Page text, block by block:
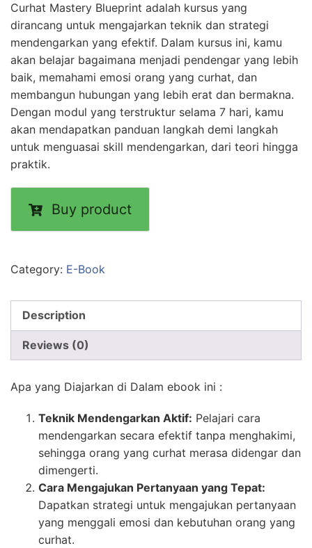
Curhat Mastery Blueprint adalah kursus yang
dirancang untuk mengajarkan teknik dan strategi
mendengarkan yang efektif. Dalam kursus ini, kamu
akan belajar bagaimana menjadi pendengar yang lebih
baik, memahami emosi orang yang curhat, dan
membangun hubungan yang lebih erat dan bermakna.
Dengan modul yang terstruktur selama 7 hari, kamu
akan mendapatkan panduan langkah demi langkah
untuk menguasai skill mendengarkan, dari teori hingga
praktik.
Buy product
Category: E-Book
Description
Reviews (0)
Apa yang Diajarkan di Dalam ebook ini :
Teknik Mendengarkan Aktif: Pelajari cara
mendengarkan secara efektif tanpa menghakimi,
sehingga orang yang curhat merasa didengar dan
dimengerti.
Cara Mengajukan Pertanyaan yang Tepat:
Dapatkan strategi untuk mengajukan pertanyaan
yang menggali emosi dan kebutuhan orang yang
curhat.